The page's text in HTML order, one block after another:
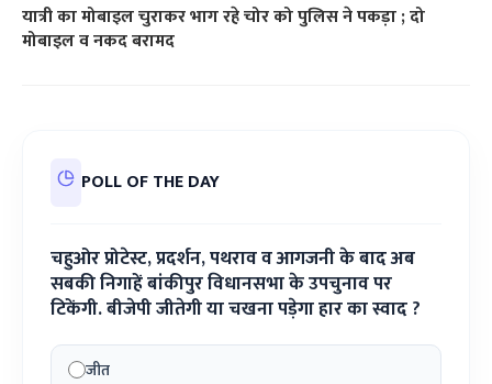
यात्री का मोबाइल चुराकर भाग रहे चोर को पुलिस ने पकड़ा ; दो
मोबाइल व नकद बरामद
POLL OF THE DAY
चहुओर प्रोटेस्ट, प्रदर्शन, पथराव व आगजनी के बाद अब
सबकी निगाहें बांकीपुर विधानसभा के उपचुनाव पर
टिकेंगी. बीजेपी जीतेगी या चखना पड़ेगा हार का स्वाद ?
जीत